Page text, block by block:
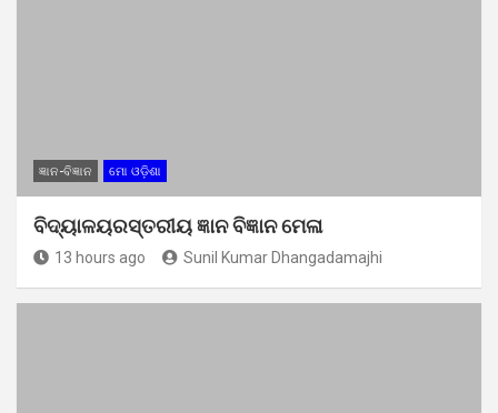
ଜ୍ଞାନ-ବିଜ୍ଞାନ ମୋ ଓଡ଼ିଶା
ବିଦ୍ୟାଳୟରସ୍ତରୀୟ ଜ୍ଞାନ ବିଜ୍ଞାନ ମେଳା
13 hours ago Sunil Kumar Dhangadamajhi